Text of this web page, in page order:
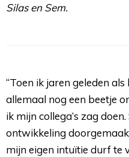
Silas en Sem.
“Toen ik jaren geleden
allemaal nog een beetje
ik mijn collega’s zag
ontwikkeling
mijn eigen intuïtie durf te